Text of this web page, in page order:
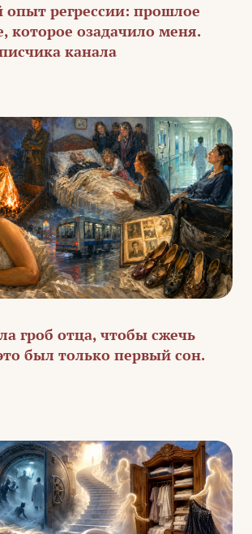
регрессии: прошлое
которое озадачило меня.
канала
гроб отца, чтобы сжечь
был только первый сон.